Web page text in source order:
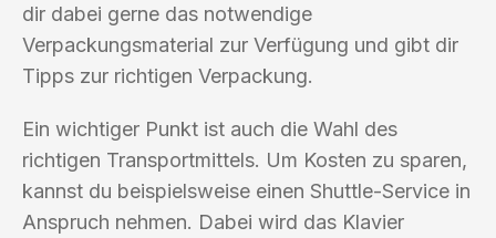
dir dabei gerne das notwendige
Verpackungsmaterial zur Verfügung und gibt dir
Tipps zur richtigen Verpackung.
Ein wichtiger Punkt ist auch die Wahl des
richtigen Transportmittels. Um Kosten zu sparen,
kannst du beispielsweise einen Shuttle-Service in
Anspruch nehmen. Dabei wird das Klavier